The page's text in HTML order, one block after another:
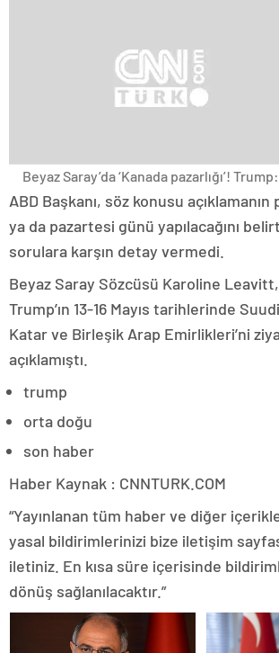
Beyaz Saray’da ‘Kanada pazarlığı’!
ABD Başkanı, söz konusu
ya da pazartesi günü yapılacağını
sorulara karşın detay vermedi.
Beyaz Saray Sözcüsü Karoline Leavitt,
Trump’ın 13-16 Mayıs tarihlerinde
Katar ve Birleşik Arap Emirlikleri’ni
açıklamıştı.
trump
orta doğu
son haber
Haber Kaynak : CNNTURK.COM
“Yayınlanan tüm haber ve diğer
yasal bildirimlerinizi bize iletişim
iletiniz. En kısa süre içerisinde
dönüş sağlanılacaktır.”